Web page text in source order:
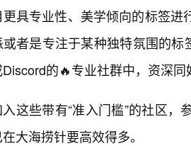
具专业性、美学倾向的标签
者是专注于某种独特氛围的
的🔥专业社群中，资深
入这些带有“准入门槛”的社区
大海捞针要高效得多。